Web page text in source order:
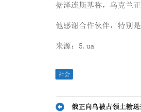
据泽连斯基称，乌克兰
他感谢合作伙伴，特别
来源：5.ua
社会
俄正向乌被占领土输